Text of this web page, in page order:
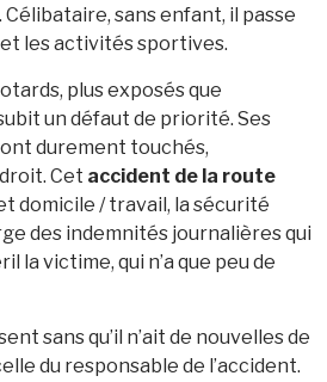
sans enfant, il passe
les activités sportives.
plus exposés que
un défaut de priorité. Ses
durement touchés,
Cet accident de la route
domicile / travail, la sécurité
des indemnités journalières qui
la victime, qui n’a que peu de
sans qu’il n’ait de nouvelles de
du responsable de l’accident.